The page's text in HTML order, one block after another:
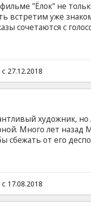
"Ёлок" не
встретим уже
сочетаются с
27.12.2018
художник,
Много лет назад
сбежать от его
болезнь, Марк
отправляются в
на русском языке
17.08.2018